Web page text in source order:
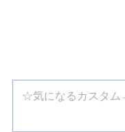
☆気になるカスタム